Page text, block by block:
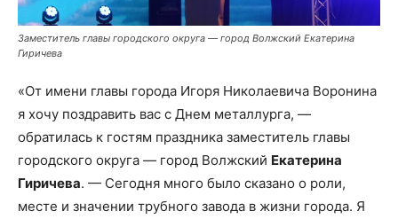
Заместитель главы городского округа — город Волжский Екатерина
Гиричева
«От имени главы города Игоря Николаевича Воронина
я хочу поздравить вас с Днем металлурга, —
обратилась к гостям праздника заместитель главы
городского округа — город Волжский Екатерина
Гиричева. — Сегодня много было сказано о роли,
месте и значении трубного завода в жизни города. Я